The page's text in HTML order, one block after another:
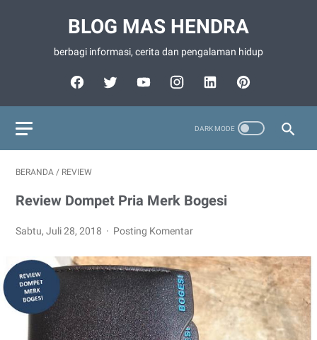
BLOG MAS HENDRA
berbagi informasi, cerita dan pengalaman hidup
BERANDA / REVIEW
Review Dompet Pria Merk Bogesi
Sabtu, Juli 28, 2018 Posting Komentar